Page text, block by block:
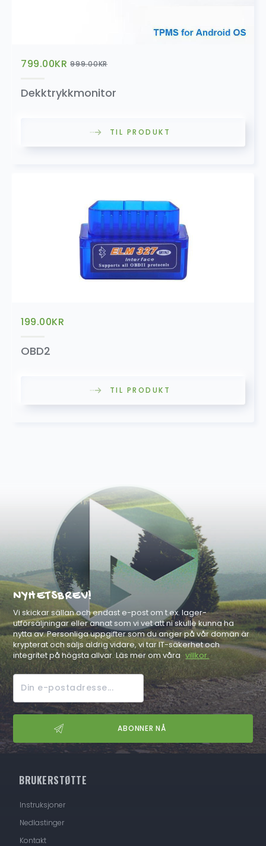
799.00KR 999.00KR
Dekktrykkmonitor
TIL PRODUKT
199.00KR
OBD2
TIL PRODUKT
NYHETSBREV!
Vi skickar sällan och endast e-post om t.ex. lager-
utförsäljningar eller annat som vi vet att ni skulle kunna ha
nytta av. Personliga uppgifter som du anger på vår domän är
krypterat och säljs aldrig vidare, vi tar IT-säkerhet och
integritet på högsta allvar. Läs mer om våra villkor.
BRUKERSTØTTE
Instruksjoner
Nedlastinger
Kontakt